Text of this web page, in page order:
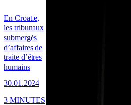
En Croatie,
les tribunaux
submergés
d’affaires de
traite d’êtres
humains
30.01.2024
3 MINUTES